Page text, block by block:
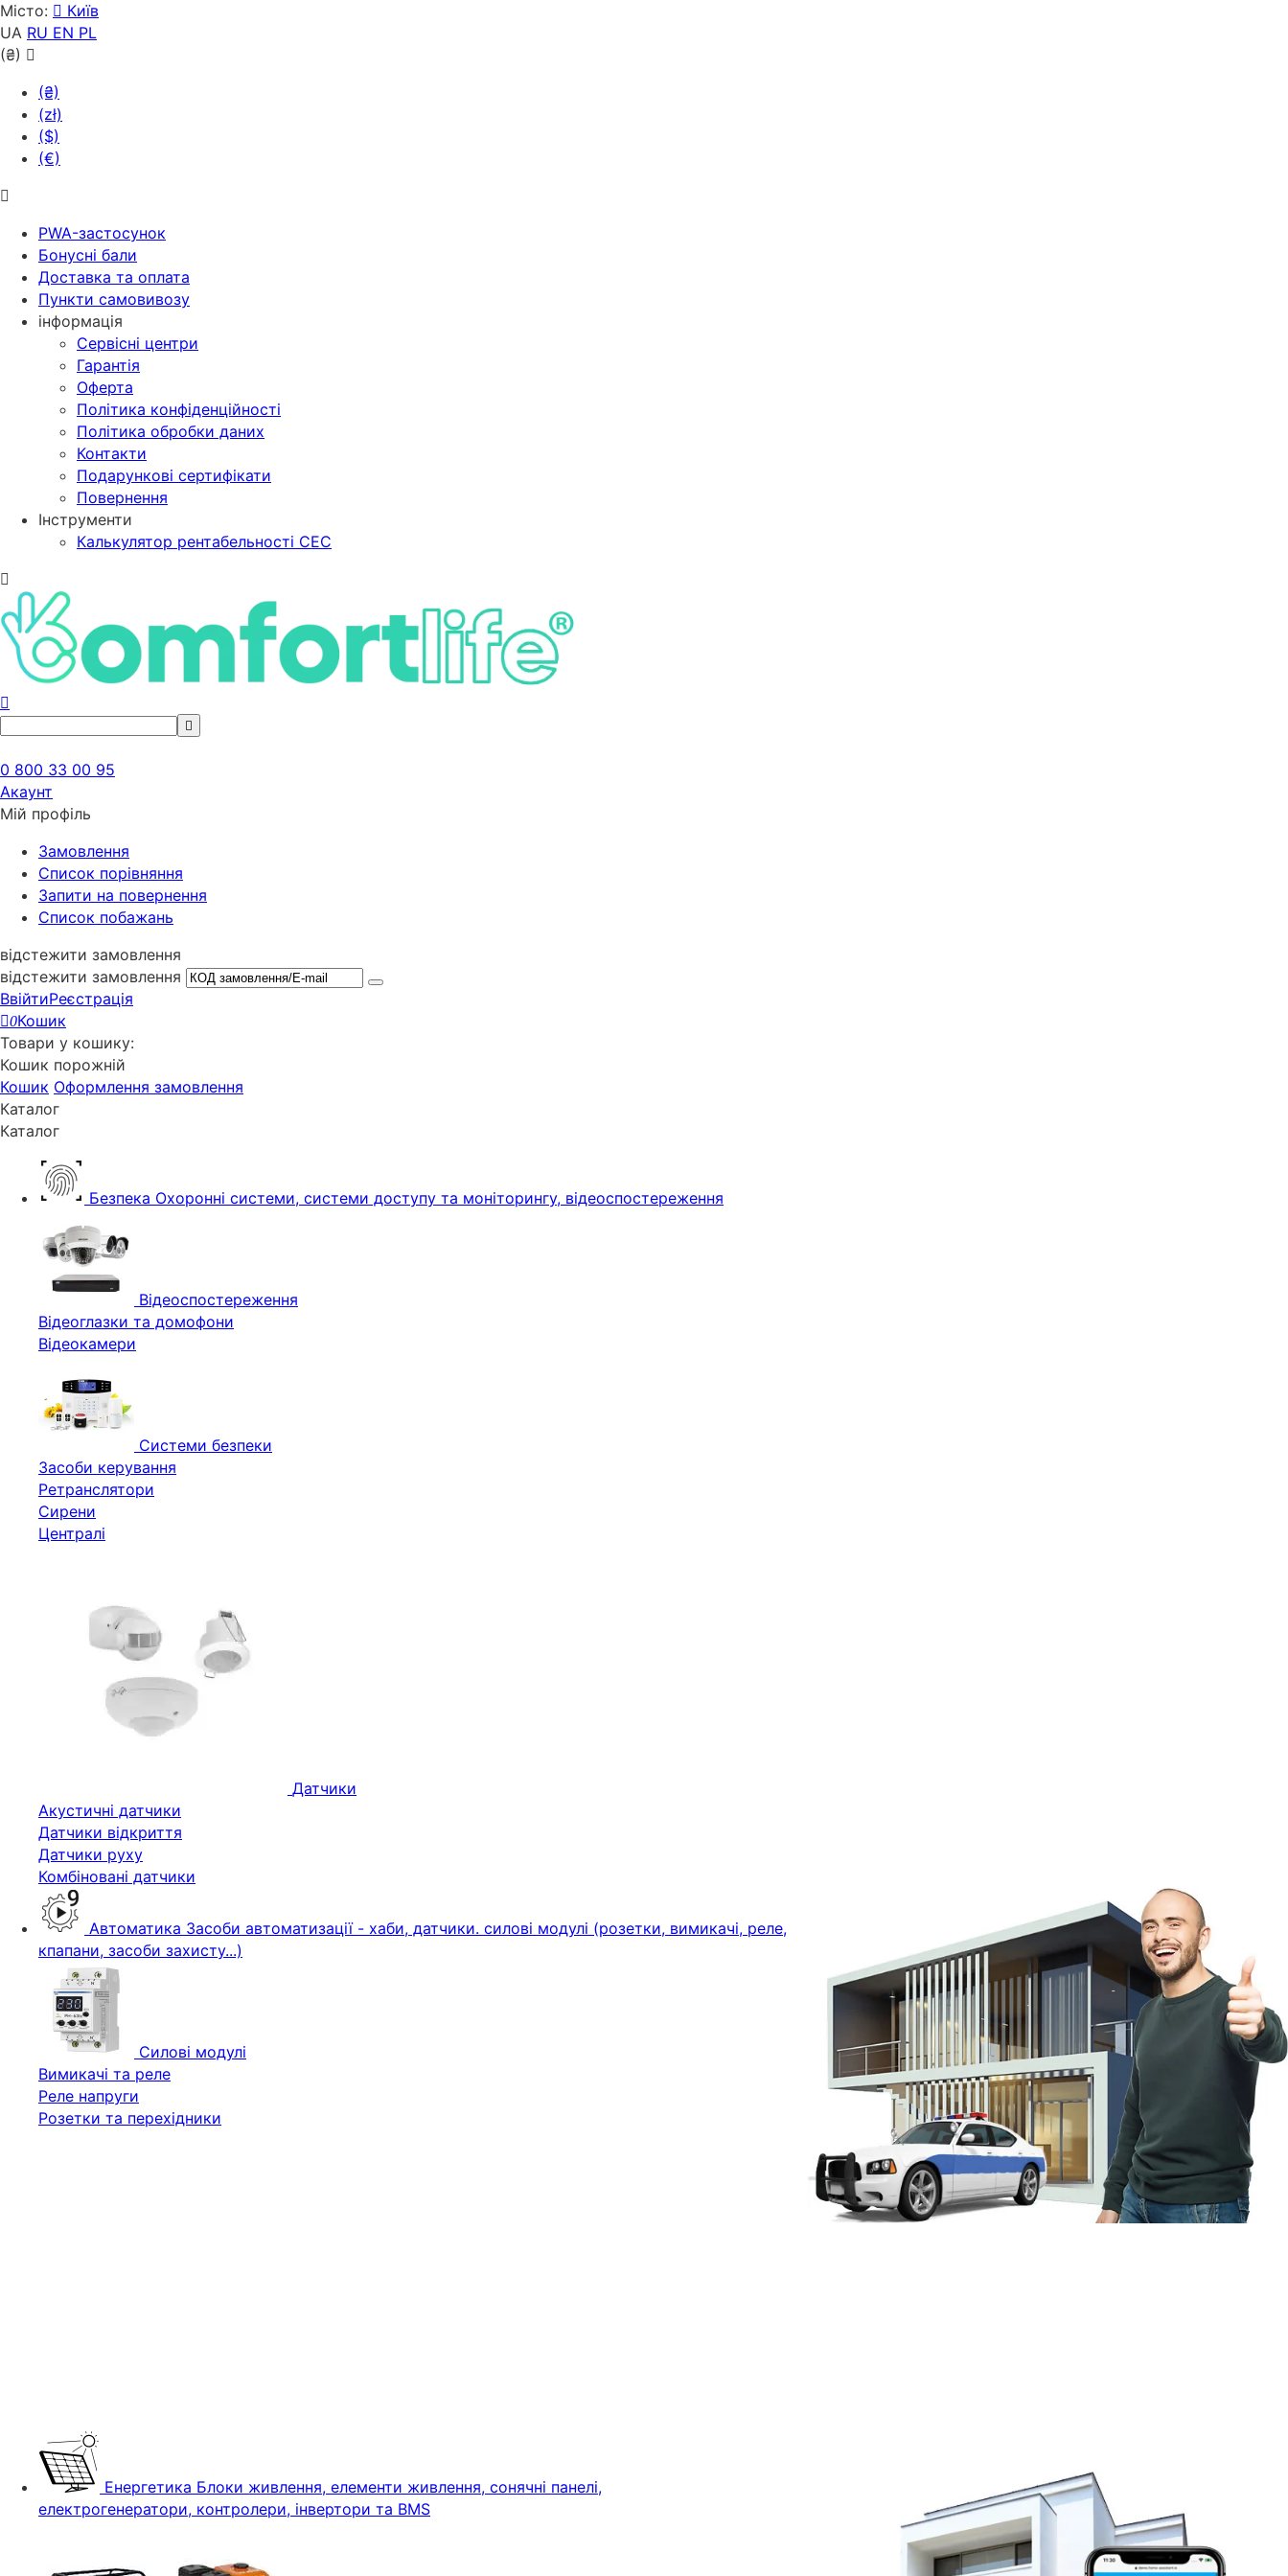
Місто:
Київ
UA RU EN PL
(₴)
(₴)
(zł)
($)
(€)
PWA-застосунок
Бонусні бали
Доставка та оплата
Пункти самовивозу
інформація
Сервісні центри
Гарантія
Оферта
Політика конфіденційності
Політика обробки даних
Контакти
Подарункові сертифікати
Повернення
Інструменти
Калькулятор рентабельності СЕС
0 800 33 00 95
Акаунт
Мій профіль
Замовлення
Cписок порівняння
Запити на повернення
Список побажань
відстежити замовлення
відстежити замовлення
ВвійтиРеєстрація
0Кошик
Товари у кошику:
Кошик порожній
Кошик Оформлення замовлення
Каталог
Каталог
Безпека Охоронні системи, системи доступу та моніторингу, відеоспостереження
Відеоспостереження
Відеоглазки та домофони
Відеокамери
Системи безпеки
Засоби керування
Ретранслятори
Сирени
Централі
Датчики
Акустичні датчики
Датчики відкриття
Датчики руху
Комбіновані датчики
Автоматика Засоби автоматизації - хаби, датчики. силові модулі (розетки, вимикачі, реле,
кпапани, засоби захисту...)
Силові модулі
Вимикачі та реле
Реле напруги
Розетки та перехідники
Енергетика Блоки живлення, елементи живлення, сонячні панелі,
електрогенератори, контролери, інвертори та BMS